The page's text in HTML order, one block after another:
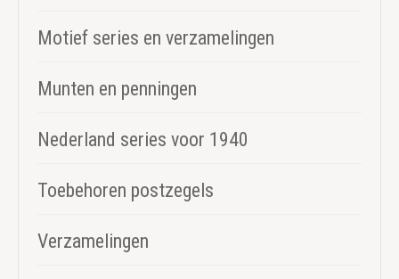
Motief series en verzamelingen
Munten en penningen
Nederland series voor 1940
Toebehoren postzegels
Verzamelingen